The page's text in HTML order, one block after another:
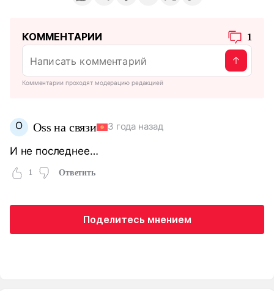
КОММЕНТАРИИ 1
Комментарии проходят модерацию редакцией
O Oss на связи 3 года назад
И не последнее…
1 Ответить
Поделитесь мнением